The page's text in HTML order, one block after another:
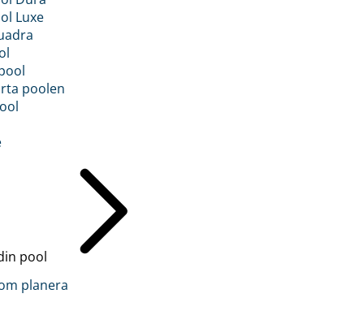
Luxe
poolen
pool
planera